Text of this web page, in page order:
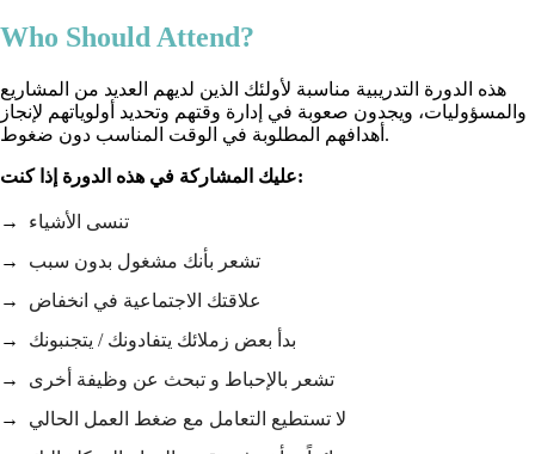
Who Should Attend?
هذه الدورة التدريبية مناسبة لأولئك الذين لديهم العديد من المشاريع
والمسؤوليات، ويجدون صعوبة في إدارة وقتهم وتحديد أولوياتهم لإنجاز
أهدافهم المطلوبة في الوقت المناسب دون ضغوط.
عليك المشاركة في هذه الدورة إذا كنت:
تنسى الأشياء
تشعر بأنك مشغول بدون سبب
علاقتك الاجتماعية في انخفاض
بدأ بعض زملائك يتفادونك / يتجنبونك
تشعر بالإحباط و تبحث عن وظيفة أخرى
لا تستطيع التعامل مع ضغط العمل الحالي